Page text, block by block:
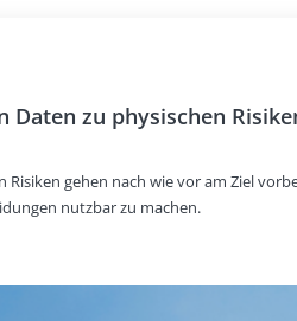
Daten zu physischen
Risiken gehen nach wie vor am Ziel
nutzbar zu machen.